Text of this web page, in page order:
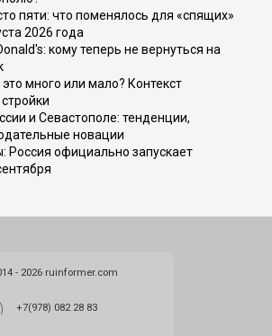
пяти: что поменялось для «спящих»
2026 года
кому теперь не вернуться на
много или мало? Контекст
и Севастополе: тенденции,
новации
Россия официально запускает
- 2026 ruinformer.com
+7(978) 082 28 83